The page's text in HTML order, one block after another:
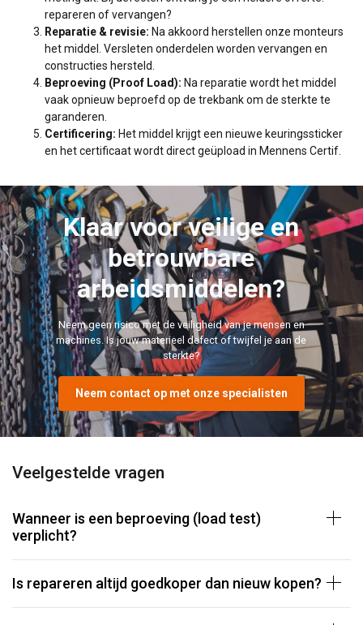
repareren of vervangen?
Reparatie & revisie: Na akkoord herstellen onze monteurs
het middel. Versleten onderdelen worden vervangen en
constructies hersteld.
Beproeving (Proof Load): Na reparatie wordt het middel
vaak opnieuw beproefd op de trekbank om de sterkte te
garanderen.
Certificering: Het middel krijgt een nieuwe keuringssticker
en het certificaat wordt direct geüpload in Mennens Certif.
Klaar voor veilige en
betrouwbare
arbeidsmiddelen?
Neem geen risico met de veiligheid van je mensen en
machines. Is jouw materieel defect of twijfel je aan de
sterkte?
Neem contact op met onze specialisten
Veelgestelde vragen
Wanneer is een beproeving (load test)
verplicht?
Is repareren altijd goedkoper dan nieuw kopen?